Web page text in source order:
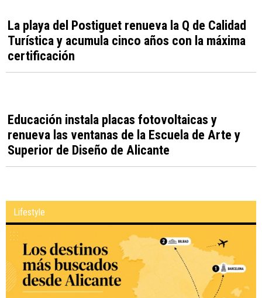
certificación